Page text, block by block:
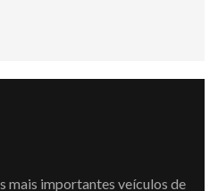
mais importantes veículos de